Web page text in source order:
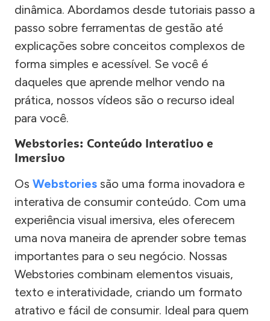
dinâmica. Abordamos desde tutoriais passo a
passo sobre ferramentas de gestão até
explicações sobre conceitos complexos de
forma simples e acessível. Se você é
daqueles que aprende melhor vendo na
prática, nossos vídeos são o recurso ideal
para você.
Webstories: Conteúdo Interativo e
Imersivo
Os Webstories são uma forma inovadora e
interativa de consumir conteúdo. Com uma
experiência visual imersiva, eles oferecem
uma nova maneira de aprender sobre temas
importantes para o seu negócio. Nossas
Webstories combinam elementos visuais,
texto e interatividade, criando um formato
atrativo e fácil de consumir. Ideal para quem